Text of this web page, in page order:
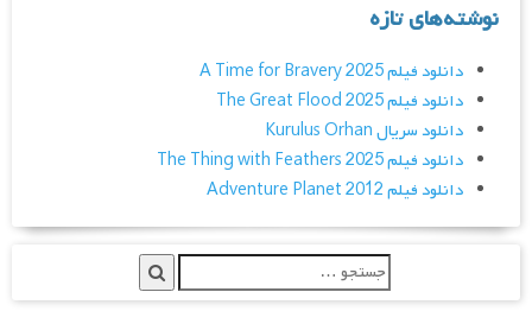
نوشته‌های تازه
دانلود فیلم A Time for Bravery 2025
دانلود فیلم The Great Flood 2025
دانلود سریال Kurulus Orhan
دانلود فیلم The Thing with Feathers 2025
دانلود فیلم Adventure Planet 2012